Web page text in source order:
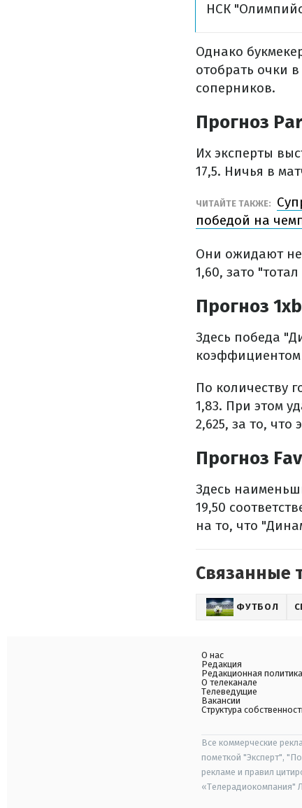
НСК
Однако
отобрать очки
соперников.
Прогноз
Их эксперты
17,5. Ничья в
ЧИТАЙТЕ ТАКЖЕ:
победой на
Они ожидают
1,60, зато
Прогноз
Здесь победа
коэффициентом
По количеству
1,83. При этом
2,625, за то, что
Прогноз
Здесь
19,50
на то, что
Связанные
ФУТБОЛ
О нас
Редакция
Редакционная политика
О телеканале
Телеведущие
Вакансии
Структура
Все коммерческие
пометкой "Эксперт",
рекламе и правил
«Телерадиокомпания"